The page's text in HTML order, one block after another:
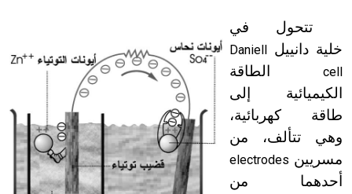
تتحول في
خلية دانييل
Daniell
cell الطاقة
الكيميائية إلى
طاقة كهربائية،
وهي تتألف، من
مسريين electrodes
أحدهما من